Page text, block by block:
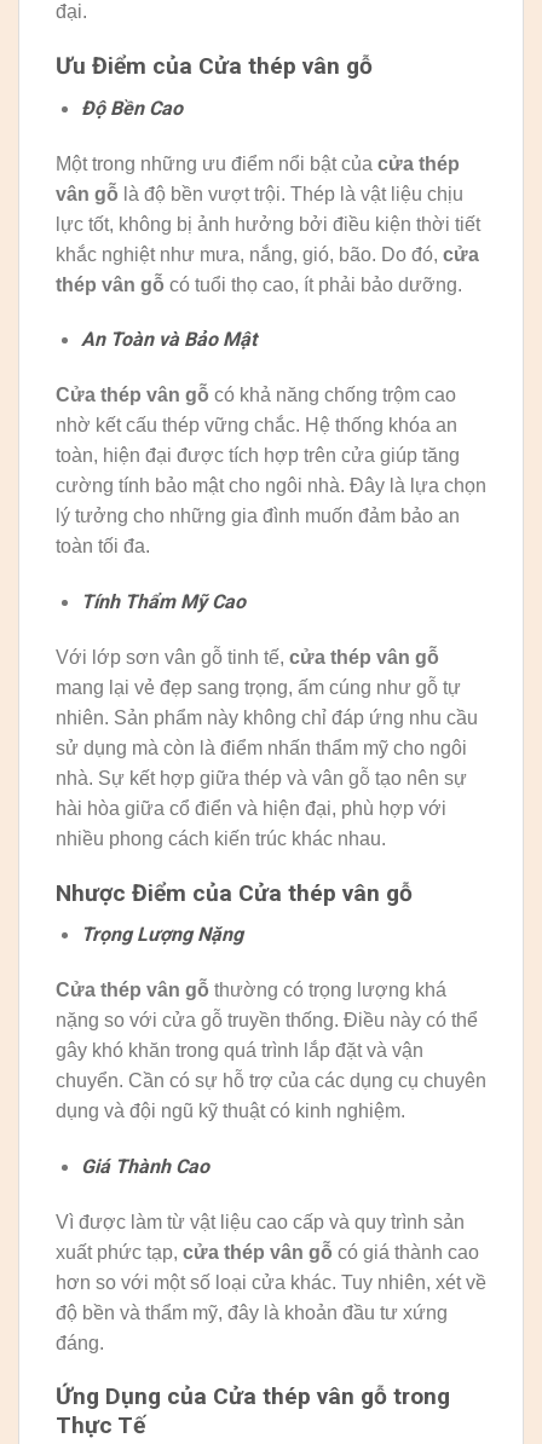
đại.
Ưu Điểm của Cửa thép vân gỗ
Độ Bền Cao
Một trong những ưu điểm nổi bật của cửa thép
vân gỗ là độ bền vượt trội. Thép là vật liệu chịu
lực tốt, không bị ảnh hưởng bởi điều kiện thời tiết
khắc nghiệt như mưa, nắng, gió, bão. Do đó, cửa
thép vân gỗ có tuổi thọ cao, ít phải bảo dưỡng.
An Toàn và Bảo Mật
Cửa thép vân gỗ có khả năng chống trộm cao
nhờ kết cấu thép vững chắc. Hệ thống khóa an
toàn, hiện đại được tích hợp trên cửa giúp tăng
cường tính bảo mật cho ngôi nhà. Đây là lựa chọn
lý tưởng cho những gia đình muốn đảm bảo an
toàn tối đa.
Tính Thẩm Mỹ Cao
Với lớp sơn vân gỗ tinh tế, cửa thép vân gỗ
mang lại vẻ đẹp sang trọng, ấm cúng như gỗ tự
nhiên. Sản phẩm này không chỉ đáp ứng nhu cầu
sử dụng mà còn là điểm nhấn thẩm mỹ cho ngôi
nhà. Sự kết hợp giữa thép và vân gỗ tạo nên sự
hài hòa giữa cổ điển và hiện đại, phù hợp với
nhiều phong cách kiến trúc khác nhau.
Nhược Điểm của Cửa thép vân gỗ
Trọng Lượng Nặng
Cửa thép vân gỗ thường có trọng lượng khá
nặng so với cửa gỗ truyền thống. Điều này có thể
gây khó khăn trong quá trình lắp đặt và vận
chuyển. Cần có sự hỗ trợ của các dụng cụ chuyên
dụng và đội ngũ kỹ thuật có kinh nghiệm.
Giá Thành Cao
Vì được làm từ vật liệu cao cấp và quy trình sản
xuất phức tạp, cửa thép vân gỗ có giá thành cao
hơn so với một số loại cửa khác. Tuy nhiên, xét về
độ bền và thẩm mỹ, đây là khoản đầu tư xứng
đáng.
Ứng Dụng của Cửa thép vân gỗ trong
Thực Tế